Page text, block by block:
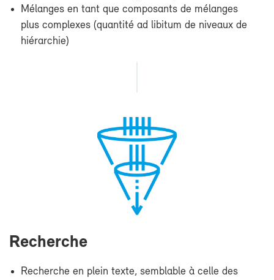
Mé­langes en tant que com­po­sants de mé­langes
plus com­plexes (quan­ti­té ad li­bi­tum de ni­veaux de
hié­rar­chie)
Re­cherche
Re­cherche en plein texte, sem­blable à celle des